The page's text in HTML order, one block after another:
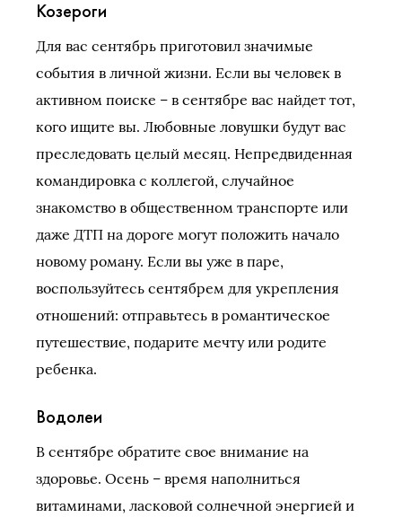
Козероги
Для вас сентябрь приготовил значимые
события в личной жизни. Если вы человек в
активном поиске – в сентябре вас найдет тот,
кого ищите вы. Любовные ловушки будут вас
преследовать целый месяц. Непредвиденная
командировка с коллегой, случайное
знакомство в общественном транспорте или
даже ДТП на дороге могут положить начало
новому роману. Если вы уже в паре,
воспользуйтесь сентябрем для укрепления
отношений: отправьтесь в романтическое
путешествие, подарите мечту или родите
ребенка.
Водолеи
В сентябре обратите свое внимание на
здоровье. Осень – время наполниться
витаминами, ласковой солнечной энергией и